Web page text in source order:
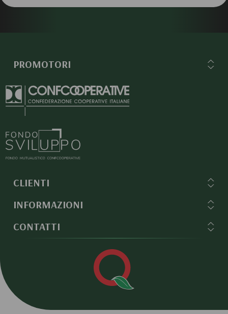
PROMOTORI
CLIENTI
INFORMAZIONI
CONTATTI